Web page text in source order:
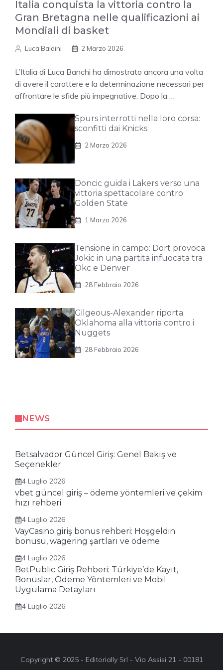
Italia conquista la vittoria contro la
Gran Bretagna nelle qualificazioni ai
Mondiali di basket
Luca Baldini 2 Marzo 2026
L’Italia di Luca Banchi ha dimostrato ancora una volta
di avere il carattere e la determinazione necessari per
affrontare le sfide più impegnative. Dopo la …
Spurs interrotti nella loro corsa:
sconfitti dai Knicks
2 Marzo 2026
Doncic guida i Lakers verso una
vittoria spettacolare contro
Golden State
1 Marzo 2026
Tensione in campo: Dort provoca
Jokic in una partita infuocata tra
Okc e Denver
28 Febbraio 2026
Gilgeous-Alexander riporta
Oklahoma alla vittoria contro i
Nuggets
28 Febbraio 2026
NEWS
Betsalvador Güncel Giriş: Genel Bakış ve
Seçenekler
4 Luglio 2026
vbet güncel giriş – ödeme yöntemleri ve çekim
hızı rehberi
4 Luglio 2026
VayCasino giriş bonus rehberi: Hoşgeldin
bonusu, wagering şartları ve ödeme
4 Luglio 2026
BetPublic Giriş Rehberi: Türkiye’de Kayıt,
Bonuslar, Ödeme Yöntemleri ve Mobil
Uygulama Detayları
4 Luglio 2026
Copyright © 2025 - Editorially Srl - Via Assisi 21 - 00181